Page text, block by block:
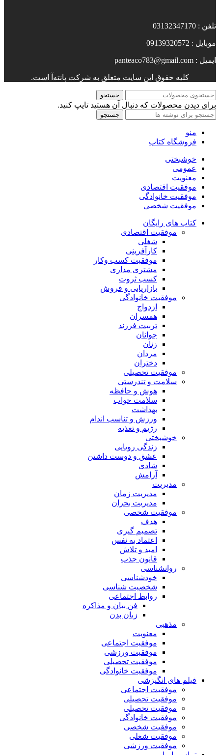
تلفن : 03132347170
موبایل : 09139320572
ایمیل : panteaco783@gmail.com
کلیه حقوق این سایت متعلق به شرکت پانته‌آ است.
جستجو
برای دیدن محصولات که دنبال آن هستید تایپ کنید.
جستجو
منو
فروشگاه کتاب
خوشبختی
عمومی
معنویت
موفقیت اقتصادی
موفقیت خانوادگی
موفقیت شخصی
کتاب های رایگان
موفقیت اقتصادی
شغلی
کارآفرینی
موفقیت کسب وکار
مشتری مداری
کسب ثروت
بازاریابی و فروش
موفقیت خانوادگی
ازدواج
همسران
تربیت فرزند
جوانان
زنان
مردان
دختران
موفقیت تحصیلی
سلامت و تندرستی
هوش و حافظه
سلامت خواب
بهداشت
ورزش و تناسب اندام
رژیم و تغذیه
خوشبختی
زندگی رویایی
عشق و دوست داشتن
شادی
آرامش
مدیریت
مدیریت زمان
مدیریت بحران
موفقیت شخصی
هدف
تصمیم گیری
اعتماد به نفس
امید و تلاش
قانون جذب
روانشناسی
خودشناسی
شخصیت شناسی
روابط اجتماعی
فن بیان و مذاکره
زبان بدن
مذهبی
معنویت
موفقیت اجتماعی
موفقیت ورزشی
موفقیت تحصیلی
موفقیت خانوادگی
فیلم های انگیزشی
موفقیت اجتماعی
موفقیت تحصیلی
موفقیت تحصیلی
موفقیت خانوادگی
موفقیت شخصی
موفقیت شغلی
موفقیت ورزشی